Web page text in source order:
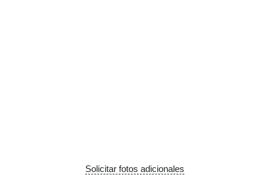
Solicitar fotos adicionales